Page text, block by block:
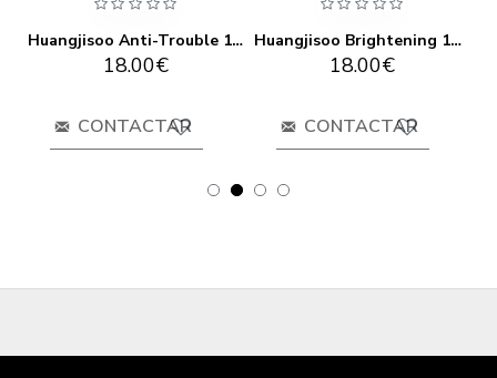
Huangjisoo Anti-Trouble 180ml
18.00€
CONTACTAR
Huangjisoo Brightening 180ml
18.00€
CONTACTAR